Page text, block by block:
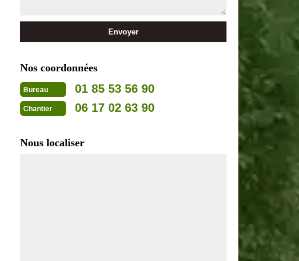
Nos coordonnées
Bureau 01 85 53 56 90
Chantier 06 17 02 63 90
Nous localiser